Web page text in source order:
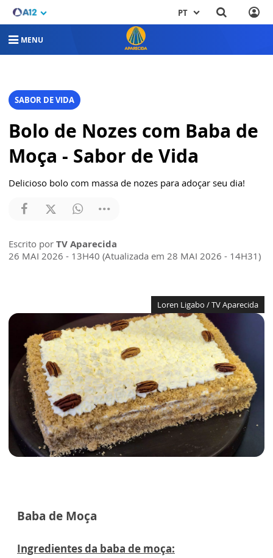
PT
MENU
SABOR DE VIDA
Bolo de Nozes com Baba de
Moça - Sabor de Vida
Delicioso bolo com massa de nozes para adoçar seu dia!
Escrito por TV Aparecida
26 MAI 2026 - 13H40 (Atualizada em 28 MAI 2026 - 14H31)
Loren Ligabo / TV Aparecida
Baba de Moça
Ingredientes da baba de moça: